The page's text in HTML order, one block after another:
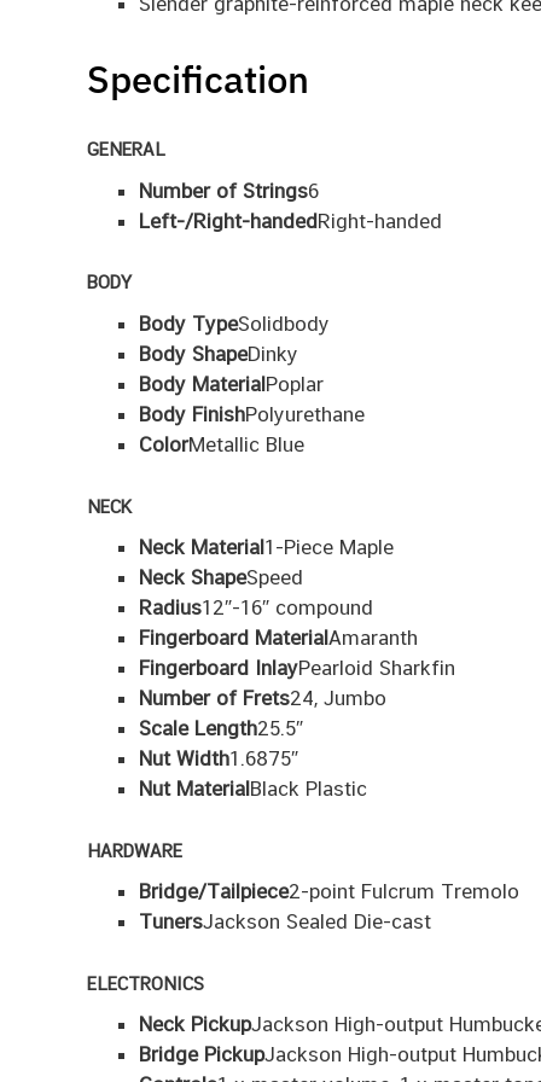
Specification
GENERAL
Number of Strings6
Left-/Right-handedRight-handed
BODY
Body TypeSolidbody
Body ShapeDinky
Body MaterialPoplar
Body FinishPolyurethane
ColorMetallic Blue
NECK
Neck Material1-Piece Maple
Neck ShapeSpeed
Radius12″-16″ compound
Fingerboard MaterialAmaranth
Fingerboard InlayPearloid Sharkfin
Number of Frets24, Jumbo
Scale Length25.5″
Nut Width1.6875″
Nut MaterialBlack Plastic
HARDWARE
Bridge/Tailpiece2-point Fulcrum Tremolo
TunersJackson Sealed Die-cast
ELECTRONICS
Neck PickupJackson High-output
Bridge PickupJackson High-output